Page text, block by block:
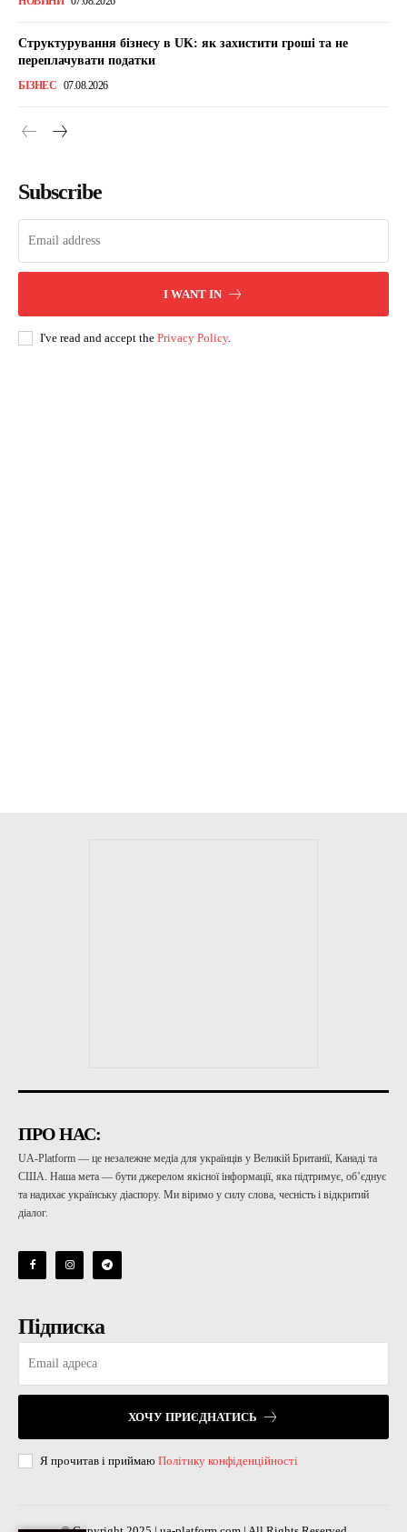
Структурування бізнесу в UK: як захистити гроші та не
переплачувати податки
БІЗНЕС 07.08.2026
Subscribe
I WANT IN
I've read and accept the Privacy Policy.
ПРО НАС:
UA-Platform — це незалежне медіа для українців у Великій Британії, Канаді та
США. Наша мета — бути джерелом якісної інформації, яка підтримує, об’єднує
та надихає українську діаспору. Ми віримо у силу слова, чесність і відкритий
діалог.
Підписка
ХОЧУ ПРИЄДНАТИСЬ
Я прочитав і приймаю Політику конфіденційності